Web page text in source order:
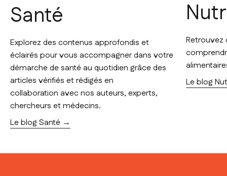
Santé
Explorez des contenus approfondis et
éclairés pour vous accompagner dans votre
démarche de santé au quotidien grâce des
articles vérifiés et rédigés en
collaboration avec nos auteurs, experts,
chercheurs et médecins.
Le blog Santé →
Retrouvez
Le blog